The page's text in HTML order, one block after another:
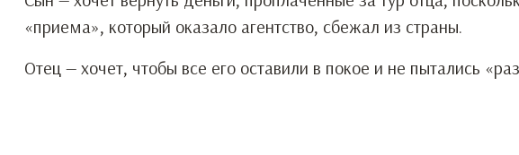
«приема», который оказало агентство, сбежал из страны.
Отец — хочет, чтобы все его оставили в покое и не пытались